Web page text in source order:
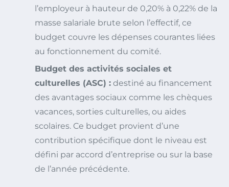
l’employeur à hauteur de 0,20% à 0,22% de la
masse salariale brute selon l’effectif, ce
budget couvre les dépenses courantes liées
au fonctionnement du comité.
Budget des activités sociales et
culturelles (ASC) : destiné au financement
des avantages sociaux comme les chèques
vacances, sorties culturelles, ou aides
scolaires. Ce budget provient d’une
contribution spécifique dont le niveau est
défini par accord d’entreprise ou sur la base
de l’année précédente.